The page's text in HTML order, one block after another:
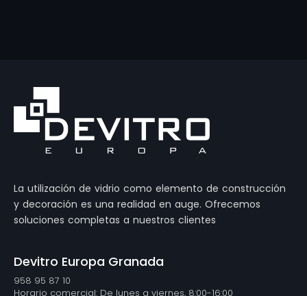
La utilización de vidrio como elemento de construcción
y decoración es una realidad en auge. Ofrecemos
soluciones completas a nuestros clientes
Devitro Europa Granada
958 95 87 10
Horario comercial: De lunes a viernes, 8:00-16:00